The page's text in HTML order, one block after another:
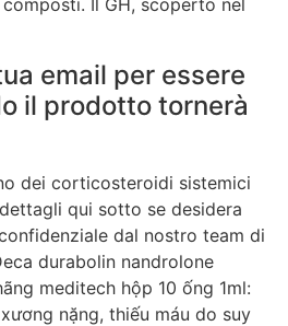
Il GH, scoperto nel
email per essere
il prodotto tornerà
dei corticosteroidi sistemici
qui sotto se desidera
dal nostro team di
durabolin nandrolone
meditech hộp 10 ống 1ml:
nặng, thiếu máu do suy